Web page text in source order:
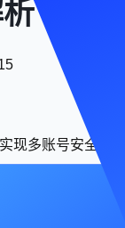
现多账号安全运